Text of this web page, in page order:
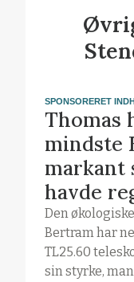
SPONSORERET
Thomas
mindste
markant
havde
Den
Bertram har
TL25.60
sin styrke,